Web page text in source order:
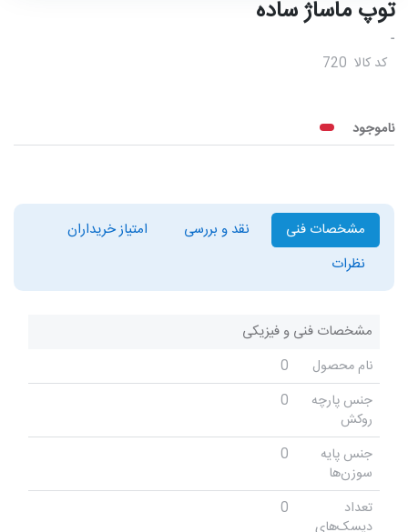
توپ ماساژ ساده
-
کد کالا 720
ناموجود
مشخصات فنی نقد و بررسی
امتیاز خریداران
نظرات
مشخصات فنی و فیزیکی
نام محصول
0
جنس پارچه
روکش
0
جنس پایه
سوزن‌ها
0
تعداد
دیسک‌های
0